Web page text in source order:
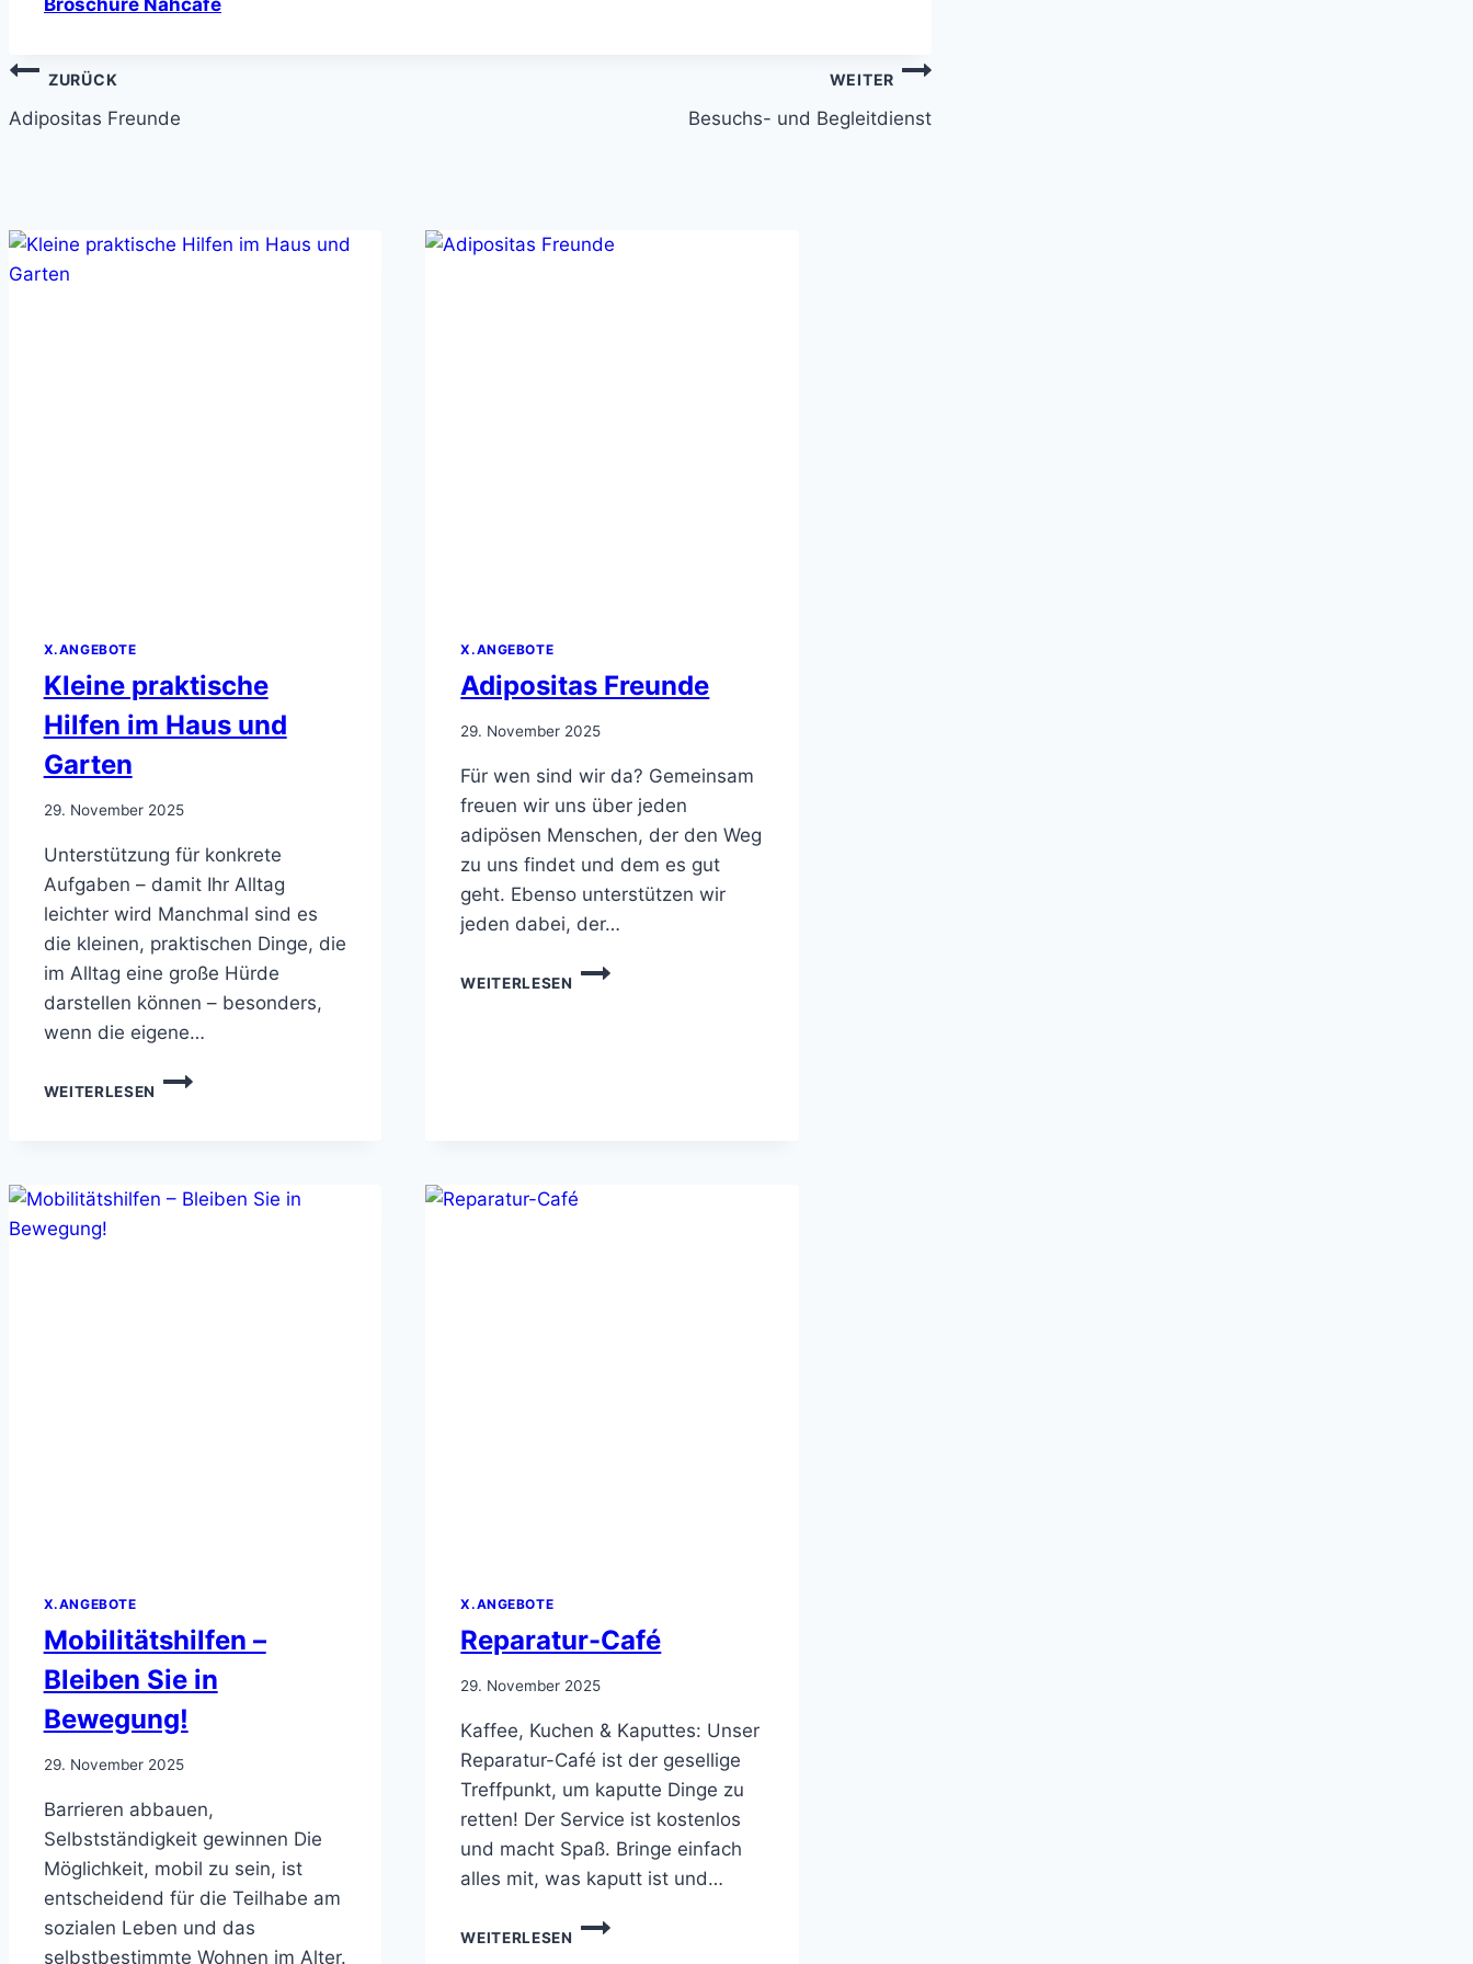
Broschüre Nähcafé
Beitragsnavigation
ZURÜCK
Adipositas Freunde
WEITER
Besuchs- und Begleitdienst
X.ANGEBOTE
Kleine praktische
Hilfen im Haus und
Garten
29. November 2025
Unterstützung für konkrete
Aufgaben – damit Ihr Alltag
leichter wird Manchmal sind es
die kleinen, praktischen Dinge, die
im Alltag eine große Hürde
darstellen können – besonders,
wenn die eigene…
WEITERLESEN
KLEINE
UND
X.ANGEBOTE
Adipositas Freunde
29. November 2025
Für wen sind wir da? Gemeinsam
freuen wir uns über jeden
adipösen Menschen, der den Weg
zu uns findet und dem es gut
geht. Ebenso unterstützen wir
jeden dabei, der…
WEITERLESEN
ADIPOSITAS
X.ANGEBOTE
Mobilitätshilfen –
Bleiben Sie in
Bewegung!
29. November 2025
Barrieren abbauen,
Selbstständigkeit gewinnen Die
Möglichkeit, mobil zu sein, ist
entscheidend für die Teilhabe am
sozialen Leben und das
selbstbestimmte Wohnen im Alter.
X.ANGEBOTE
Reparatur-Café
29. November 2025
Kaffee, Kuchen & Kaputtes: Unser
Reparatur-Café ist der gesellige
Treffpunkt, um kaputte Dinge zu
retten! Der Service ist kostenlos
und macht Spaß. Bringe einfach
alles mit, was kaputt ist und…
WEITERLESEN
REPARATUR-